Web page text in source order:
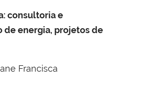
consultoria e
de energia, projetos de
Francisca